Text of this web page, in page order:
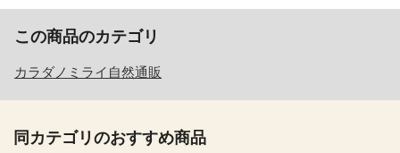
この商品のカテゴリ
カラダノミライ自然通販
同カテゴリのおすすめ商品